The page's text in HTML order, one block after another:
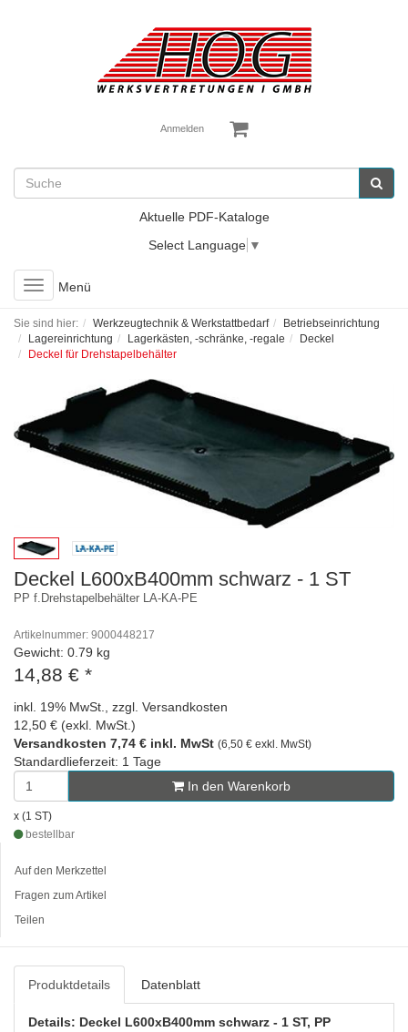
Anmelden
Aktuelle PDF-Kataloge
Select Language ▼
Toggle
navigation
Menü
Sie sind hier: Werkzeugtechnik & Werkstattbedarf
Betriebseinrichtung
Lagereinrichtung
Lagerkästen, -schränke, -regale
Deckel
Deckel für Drehstapelbehälter
Deckel L600xB400mm schwarz - 1 ST
PP f.Drehstapelbehälter LA-KA-PE
Artikelnummer: 9000448217
Gewicht: 0.79 kg
14,88 € *
inkl. 19% MwSt., zzgl. Versandkosten
12,50 € (exkl. MwSt.)
Versandkosten 7,74 € inkl. MwSt (6,50 € exkl. MwSt)
Standardlieferzeit: 1 Tage
In den Warenkorb
x (1 ST)
bestellbar
Auf den Merkzettel
Fragen zum Artikel
Teilen
Produktdetails Datenblatt
Details: Deckel L600xB400mm schwarz - 1 ST, PP